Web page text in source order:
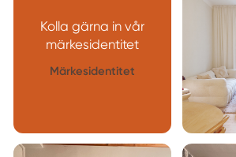
Kolla gärna in vår
märkesidentitet
Märkesidentitet